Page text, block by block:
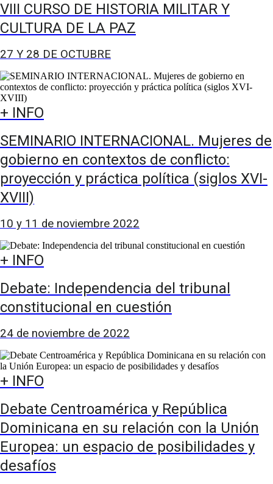
VIII CURSO DE HISTORIA MILITAR Y
CULTURA DE LA PAZ
27 Y 28 DE OCTUBRE
+ INFO
SEMINARIO INTERNACIONAL. Mujeres de
gobierno en contextos de conflicto:
proyección y práctica política (siglos XVI-
XVIII)
10 y 11 de noviembre 2022
+ INFO
Debate: Independencia del tribunal
constitucional en cuestión
24 de noviembre de 2022
+ INFO
Debate Centroamérica y República
Dominicana en su relación con la Unión
Europea: un espacio de posibilidades y
desafíos